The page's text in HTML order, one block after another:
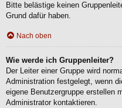
Bitte belästige keinen
Grund dafür haben.
Nach oben
Wie werde ich Gruppenleiter?
Der Leiter einer Gruppe wird
Administration festgelegt, wenn
eigene Benutzergruppe erstellen
Administrator kontaktieren.